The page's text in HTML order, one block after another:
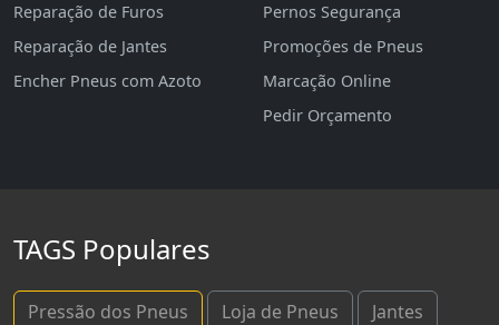
Reparação de Furos
Reparação de Jantes
Encher Pneus com Azoto
Pernos Segurança
Promoções de Pneus
Marcação Online
Pedir Orçamento
TAGS Populares
Pressão dos Pneus Loja de Pneus Jantes